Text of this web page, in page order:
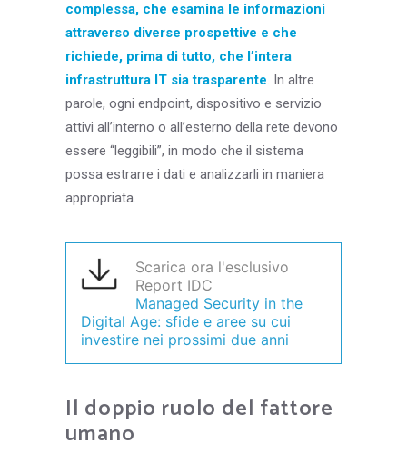
complessa, che esamina le informazioni
attraverso diverse prospettive e che
richiede, prima di tutto, che l’intera
infrastruttura IT sia trasparente. In altre
parole, ogni endpoint, dispositivo e servizio
attivi all’interno o all’esterno della rete devono
essere “leggibili”, in modo che il sistema
possa estrarre i dati e analizzarli in maniera
appropriata.
Scarica ora l'esclusivo
Report IDC
Managed Security in the
Digital Age: sfide e aree su cui
investire nei prossimi due anni
Il doppio ruolo del fattore
umano